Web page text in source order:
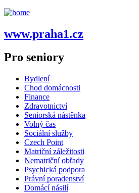
www.praha1.cz
Pro seniory
Bydlení
Chod domácnosti
Finance
Zdravotnictví
Seniorská nástěnka
Volný čas
Sociální služby
Czech Point
Matriční záležitosti
Nematriční obřady
Psychická podpora
Právní poradenství
Domácí násilí